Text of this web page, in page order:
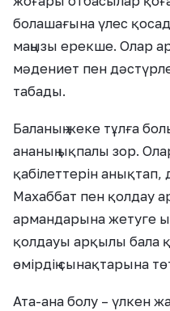
болашағына үлес
маңызы ерекше. Олар
мәдениет пен
табады.
Баланың жеке тұлға
ананың ықпалы зор.
қабілеттерін
Махаббат пен қолдау
армандарына жетуге
қолдауы арқылы бала
өмірдің сынақтарына
Ата-ана болу – үлкен